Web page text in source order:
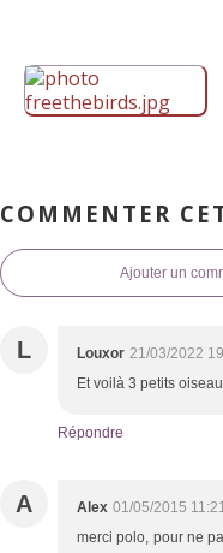
COMMENTER
Ajouter un
L Louxor 21/03/2022
Et voilà 3 petits
Répondre
A Alex 01/05/2015
merci polo, pour ne